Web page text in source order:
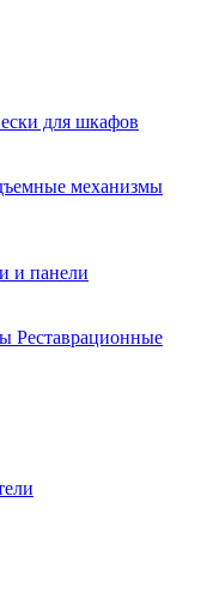
для шкафов
механизмы
и панели
Реставрационные